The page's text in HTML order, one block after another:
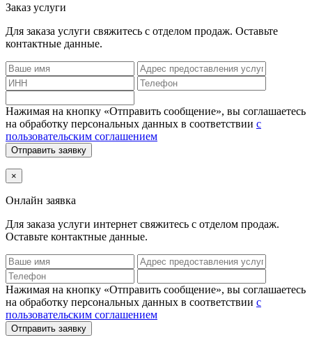
Заказ услуги
Для заказа услуги свяжитесь с отделом продаж. Оставьте
контактные данные.
Нажимая на кнопку «Отправить сообщение», вы соглашаетесь
на обработку персональных данных в соответствии с
пользовательским соглашением
Отправить заявку
×
Онлайн заявка
Для заказа услуги интернет свяжитесь с отделом продаж.
Оставьте контактные данные.
Нажимая на кнопку «Отправить сообщение», вы соглашаетесь
на обработку персональных данных в соответствии с
пользовательским соглашением
Отправить заявку